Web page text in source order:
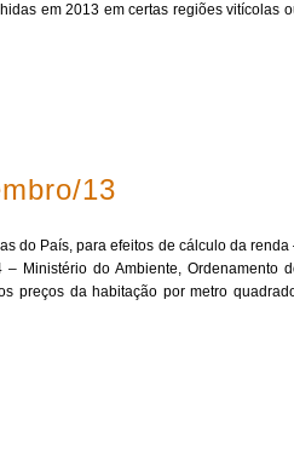
em 2013 em certas regiões vitícolas
13
do País, para efeitos de cálculo da renda
– Ministério do Ambiente, Ordenamento
preços da habitação por metro